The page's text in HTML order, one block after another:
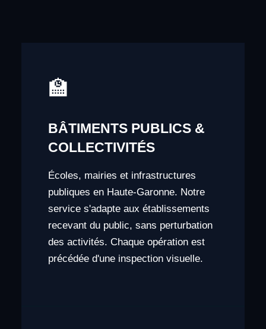
🏫
BÂTIMENTS PUBLICS &
COLLECTIVITÉS
Écoles, mairies et infrastructures
publiques en Haute-Garonne. Notre
service s'adapte aux établissements
recevant du public, sans perturbation
des activités. Chaque opération est
précédée d'une inspection visuelle.